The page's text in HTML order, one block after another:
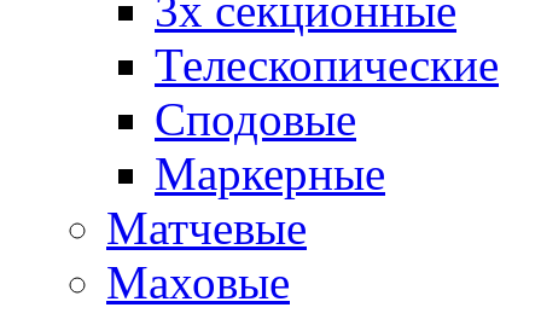
Телескопические
Сподовые
Маркерные
Матчевые
Маховые